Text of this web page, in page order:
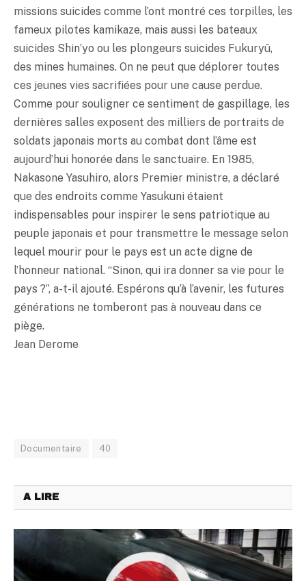
missions suicides comme l’ont montré ces torpilles, les
fameux pilotes kamikaze, mais aussi les bateaux
suicides Shin’yo ou les plongeurs suicides Fukuryû,
des mines humaines. On ne peut que déplorer toutes
ces jeunes vies sacrifiées pour une cause perdue.
Comme pour souligner ce sentiment de gaspillage, les
dernières salles exposent des milliers de portraits de
soldats japonais morts au combat dont l’âme est
aujourd’hui honorée dans le sanctuaire. En 1985,
Nakasone Yasuhiro, alors Premier ministre, a déclaré
que des endroits comme Yasukuni étaient
indispensables pour inspirer le sens patriotique au
peuple japonais et pour transmettre le message selon
lequel mourir pour le pays est un acte digne de
l’honneur national. “Sinon, qui ira donner sa vie pour le
pays ?”, a-t-il ajouté. Espérons qu’à l’avenir, les futures
générations ne tomberont pas à nouveau dans ce
piège.
Jean Derome
Documentaire 40
A LIRE